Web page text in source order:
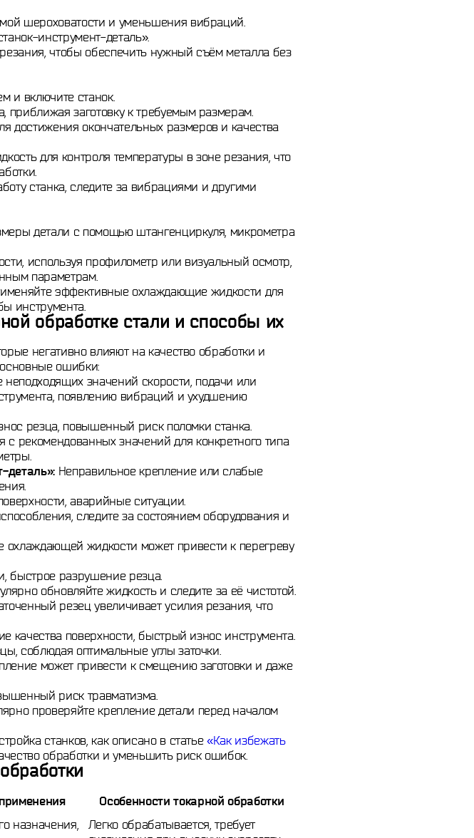
шероховатости и уменьшения вибраций.
инструмент-деталь».
чтобы обеспечить нужный съём металла без
и включите станок.
приближая заготовку к требуемым размерам.
достижения окончательных размеров и качества
для контроля температуры в зоне резания, что
станка, следите за вибрациями и другими
детали с помощью штангенциркуля, микрометра
используя профилометр или визуальный осмотр,
параметрам.
эффективные охлаждающие жидкости для
инструмента.
обработке стали и способы их
негативно влияют на качество обработки и
ошибки:
значений скорости, подачи или
появлению вибраций и ухудшению
резца, повышенный риск поломки станка.
рекомендованных значений для конкретного типа
деталь»:Неправильное крепление или слабые
аварийные ситуации.
следите за состоянием оборудования и
охлаждающей жидкости может привести к перегреву
быстрое разрушение резца.
обновляйте жидкость и следите за её чистотой.
резец увеличивает усилия резания, что
поверхности, быстрый износ инструмента.
соблюдая оптимальные углы заточки.
может привести к смещению заготовки и даже
риск травматизма.
проверяйте крепление детали перед началом
станков, как описано в статье«Как избежать
обработки и уменьшить риск ошибок.
Особенности токарной обработки
назначения,
Легко обрабатывается, требует